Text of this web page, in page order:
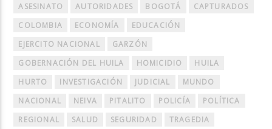
ASESINATO AUTORIDADES BOGOTÁ
CAPTURADOS
COLOMBIA
ECONOMÍA
EDUCACIÓN
EJERCITO NACIONAL
GARZÓN
GOBERNACIÓN DEL HUILA
HOMICIDIO
HUILA
HURTO
INVESTIGACIÓN JUDICIAL
MUNDO
NACIONAL
NEIVA PITALITO POLICÍA
POLÍTICA
REGIONAL
SALUD SEGURIDAD
TRAGEDIA